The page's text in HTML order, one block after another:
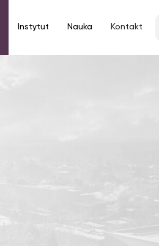
Instytut Nauka Kontakt